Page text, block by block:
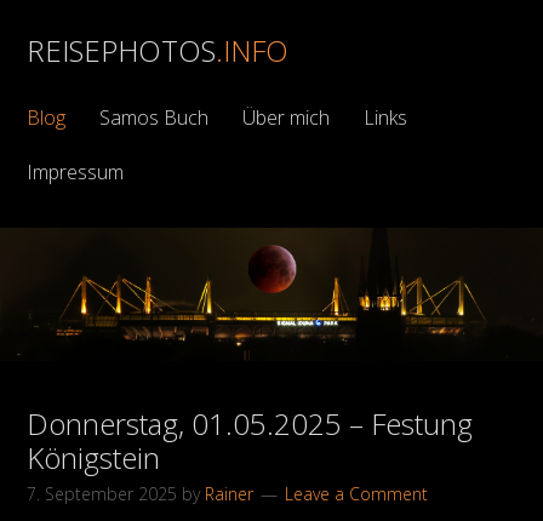
REISEPHOTOS.INFO
Blog Samos Buch Über mich Links
Impressum
Donnerstag, 01.05.2025 – Festung
Königstein
7. September 2025 by Rainer Leave a Comment